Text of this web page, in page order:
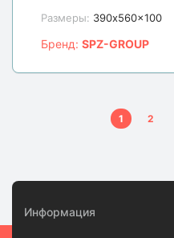
Размеры: 390x560x100
Бренд: SPZ-GROUP
1 2
Информация